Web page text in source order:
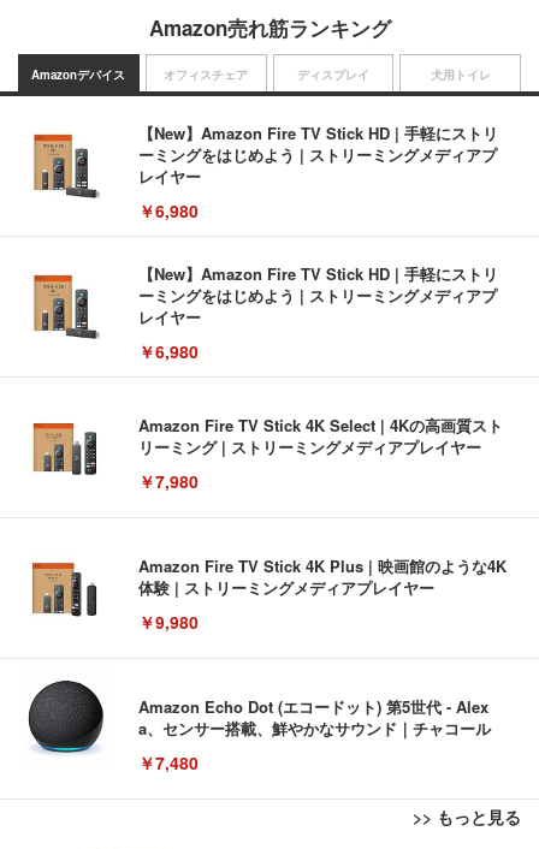
Amazon売れ筋ランキング
Amazonデバイス
【New】Amazon Fire TV Stick HD | 手軽にストリ
ーミングをはじめよう | ストリーミングメディアプ
レイヤー
￥6,980
【New】Amazon Fire TV Stick HD | 手軽にストリ
ーミングをはじめよう | ストリーミングメディアプ
レイヤー
￥6,980
Amazon Fire TV Stick 4K Select | 4Kの高画質スト
リーミング | ストリーミングメディアプレイヤー
￥7,980
Amazon Fire TV Stick 4K Plus | 映画館のような4K
体験 | ストリーミングメディアプレイヤー
￥9,980
Amazon Echo Dot (エコードット) 第5世代 - Alex
a、センサー搭載、鮮やかなサウンド｜チャコール
￥7,480
>> もっと見る
オフィスチェア ディスプレイ 犬用トイレ